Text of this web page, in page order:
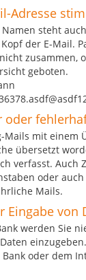
Adresse
steht
der E-Mail.
zusammen,
geboten.
Mails mit einem
übersetzt
verfasst. Auch
oder
Mails.
Eingabe von
werden Sie
oder dem